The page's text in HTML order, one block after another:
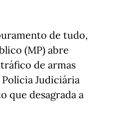
de tudo,
(MP) abre
de armas
Judiciária
que desagrada a